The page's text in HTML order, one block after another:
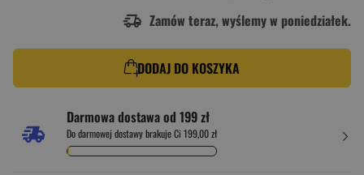
Zamów teraz, wyślemy w poniedziałek.
DODAJ DO KOSZYKA
Darmowa dostawa od 199 zł
Do darmowej dostawy brakuje Ci 199,00 zł